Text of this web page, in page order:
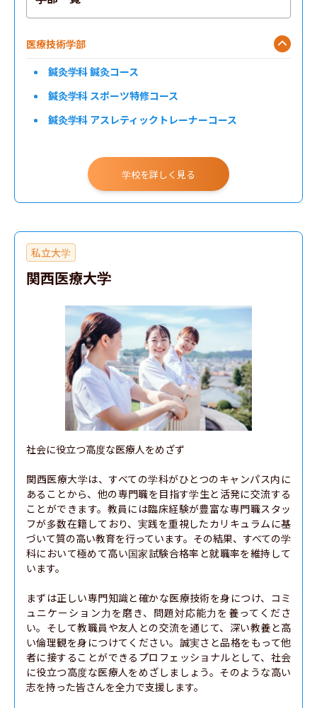
医療技術学部
鍼灸学科 鍼灸コース
鍼灸学科 スポーツ特修コース
鍼灸学科 アスレティックトレーナーコース
学校を詳しく見る
私立大学
関西医療大学
社会に役立つ高度な医療人をめざず
関西医療大学は、すべての学科がひとつのキャンパス内に
あることから、他の専門職を目指す学生と活発に交流する
ことができます。教員には臨床経験が豊富な専門職スタッ
フが多数在籍しており、実践を重視したカリキュラムに基
づいて質の高い教育を行っています。その結果、すべての学
科において極めて高い国家試験合格率と就職率を維持して
います。
まずは正しい専門知識と確かな医療技術を身につけ、コミ
ュニケーション力を磨き、問題対応能力を養ってくださ
い。そして教職員や友人との交流を通じて、深い教養と高
い倫理観を身につけてください。誠実さと品格をもって他
者に接することができるプロフェッショナルとして、社会
に役立つ高度な医療人をめざしましょう。そのような高い
志を持った皆さんを全力で支援します。